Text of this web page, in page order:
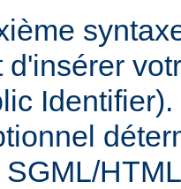
d'insérer